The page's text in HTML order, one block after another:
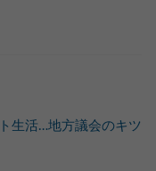
生活…地方議会のキツ